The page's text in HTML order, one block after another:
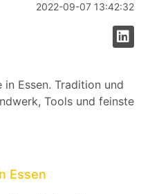
2022-09-07 13:42:32
in Essen. Tradition und
Tools und feinste
Essen